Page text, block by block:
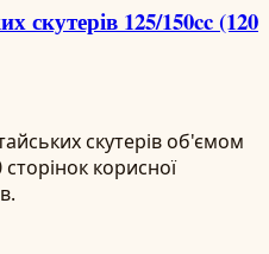
скутерів 125/150cc (120
скутерів об'ємом
корисної